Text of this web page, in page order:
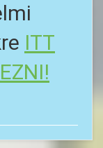
ITT